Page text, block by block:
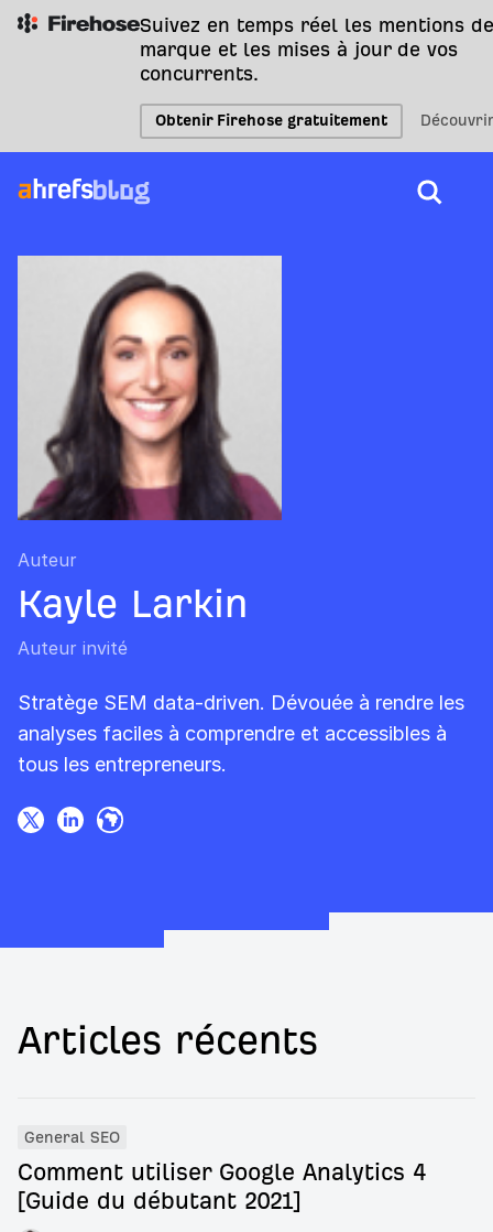
Suivez en temps réel les mentions
marque et les mises à jour de vos
concurrents.
Obtenir Firehose gratuitement
Auteur
Kayle Larkin
Auteur invité
Stratège SEM data-driven. Dévouée à rendre les
analyses faciles à comprendre et accessibles à
tous les entrepreneurs.
Articles récents
General SEO
Comment utiliser Google Analytics 4
[Guide du débutant 2021]